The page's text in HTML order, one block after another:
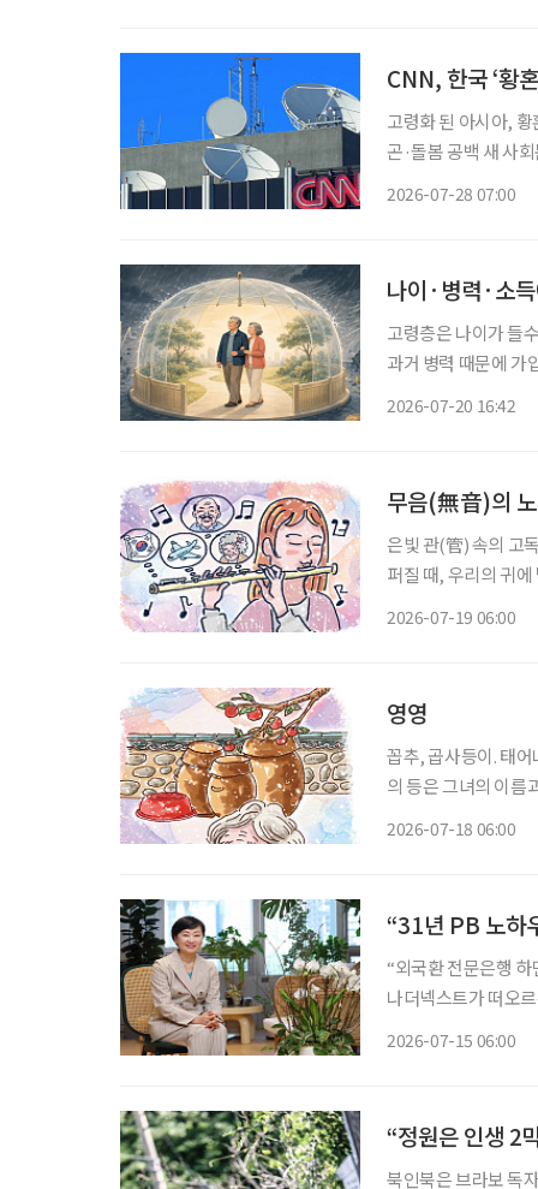
CNN, 한국 ‘황
고령화 된 아시아,
곤·돌봄 공백 새 사회문제로 미국 CNN이 최근 한국과 일본을 비
2026-07-28 07:00
나이·병력·소
고령층은 나이가 들
과거 병력 때문에 가
2026-07-20 16:42
무음(無音)의
은빛 관(管) 속의 고
퍼질 때, 우리의 귀
2026-07-19 06:00
영영
꼽추, 곱사등이. 태어나 처음으로
의 등은 그녀의 이름
2026-07-18 06:00
“31년 PB 노하
“외국환 전문은행 하
나더넥스트가 떠오르는 것이 바람입니다.”
2026-07-15 06:00
“정원은 인생 2
북인북은 브라보 독